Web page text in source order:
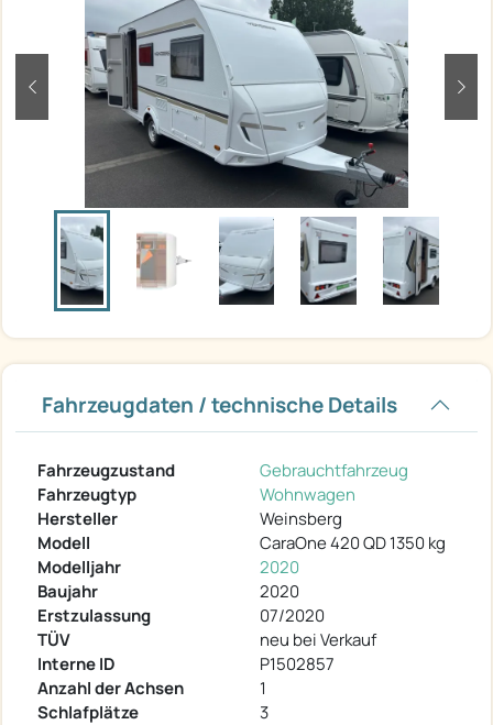
zurück
Fahrzeugdaten / technische Details
Fahrzeugzustand
Gebrauchtfahrzeug
Fahrzeugtyp
Wohnwagen
Hersteller
Weinsberg
Modell
CaraOne 420 QD 1350 kg
Modelljahr
2020
Baujahr
2020
Erstzulassung
07/2020
TÜV
neu bei Verkauf
Interne ID
P1502857
Anzahl der Achsen
1
Schlafplätze
3